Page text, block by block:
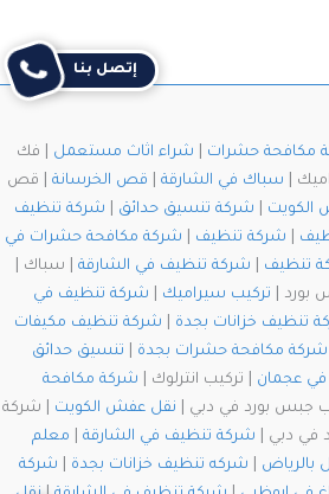
التالي
مكافحة حشرات شراء اثاث مستعمل | فك
| سباك في الشارقة قص الخرسانة | قص
الكويت شركة تنسيق حدائق
شركة تنظيف
شركة تنظيف
شركة مكافحة حشرات في
تنظيف شركة تنظيف في الشارقة | سباك |
بورد | تركيب سيراميك
شركة تنظيف في
تنظيف خزانات بجدة
شركة تنظيف مكيفات
شركة مكافحة حشرات بجدة
تنسيق حدائق
عجمان | تركيب انترلوك | شركة مكافحة
جبس بورد في دبي | نقل عفش الكويت | شركة
في دبي | شركة تنظيف في الشارقة
معلم
بالرياض شركه تنظيف خزانات بجدة
شركة
إتصل بنا